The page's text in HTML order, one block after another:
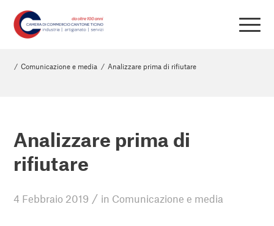
/ Comunicazione e media / Analizzare prima di rifiutare
Analizzare prima di
rifiutare
4 Febbraio 2019 / in Comunicazione e media